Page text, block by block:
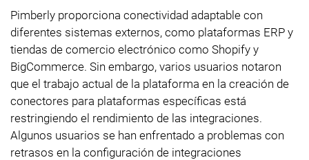
Pimberly proporciona conectividad adaptable con
diferentes sistemas externos, como plataformas ERP y
tiendas de comercio electrónico como Shopify y
BigCommerce. Sin embargo, varios usuarios notaron
que el trabajo actual de la plataforma en la creación de
conectores para plataformas específicas está
restringiendo el rendimiento de las integraciones.
Algunos usuarios se han enfrentado a problemas con
retrasos en la configuración de integraciones